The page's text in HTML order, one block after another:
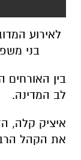
לאירוע
בני
בין האורחים
לב המדינה.
איציק קלה,
את הקהל